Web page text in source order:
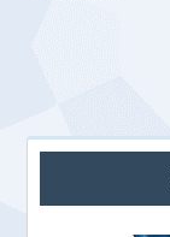
Sidebar
chính